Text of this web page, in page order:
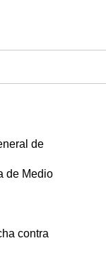
de
de Medio
contra